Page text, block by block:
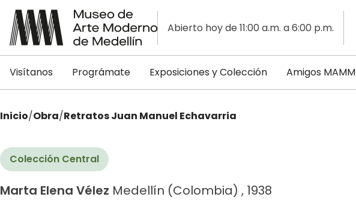
Abierto hoy de 11:00 a.m. a 6:00 p.m.
Visítanos Prográmate Exposiciones y Colección Amigos MAMM
Inicio/Obra/Retratos Juan Manuel Echavarria
Colección Central
Marta Elena Vélez Medellín (Colombia) , 1938